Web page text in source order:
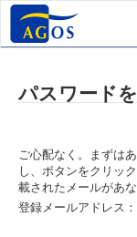
パスワード
ご心配なく。まずは
し、ボタンをクリッ
載されたメールがあ
登録メールアドレス：